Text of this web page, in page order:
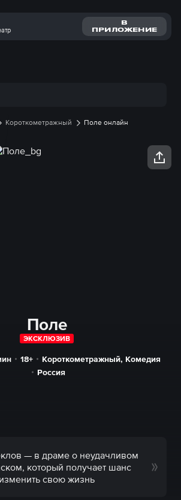
В
ПРИЛОЖЕНИЕ
Короткометражный Поле онлайн
Поле
ЭКСКЛЮЗИВ
18+ Короткометражный, Комедия
Россия
— в драме о неудачливом
который получает шанс
изменить свою жизнь